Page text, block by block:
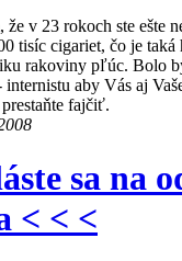
v 23 rokoch ste ešte
tisíc cigariet, čo je taká
rakoviny pľúc. Bolo
aby Vás aj
fajčiť.
sa na
< < <